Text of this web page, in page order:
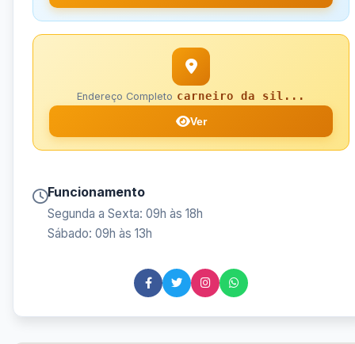
Endereço Completo carneiro da sil...
Ver
Funcionamento
Segunda a Sexta: 09h às 18h
Sábado: 09h às 13h